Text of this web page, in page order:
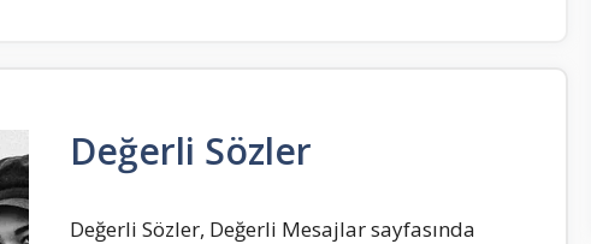
Değerli Sözler
Değerli Sözler, Değerli Mesajlar sayfasında